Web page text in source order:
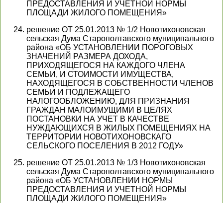
ПРЕДОСТАВЛЕНИЯ И УЧЕТНОЙ НОРМЫ
ПЛОЩАДИ ЖИЛОГО ПОМЕЩЕНИЯ»
решение ОТ 25.01.2013 № 1/2 Новотихоновская
сельская Дума Старополтавского муниципального
района «ОБ УСТАНОВЛЕНИИ ПОРОГОВЫХ
ЗНАЧЕНИЙ РАЗМЕРА ДОХОДА,
ПРИХОДЯЩЕГОСЯ НА КАЖДОГО ЧЛЕНА
СЕМЬИ, И СТОИМОСТИ ИМУЩЕСТВА,
НАХОДЯЩЕГОСЯ В СОБСТВЕННОСТИ ЧЛЕНОВ
СЕМЬИ И ПОДЛЕЖАЩЕГО
НАЛОГООБЛОЖЕНИЮ, ДЛЯ ПРИЗНАНИЯ
ГРАЖДАН МАЛОИМУЩИМИ В ЦЕЛЯХ
ПОСТАНОВКИ НА УЧЕТ В КАЧЕСТВЕ
НУЖДАЮЩИХСЯ В ЖИЛЫХ ПОМЕЩЕНИЯХ НА
ТЕРРИТОРИИ НОВОТИХОНОВСКАГО
СЕЛЬСКОГО ПОСЕЛЕНИЯ В 2012 ГОДУ»
решение ОТ 25.01.2013 № 1/3 Новотихоновская
сельская Дума Старополтавского муниципального
района «ОБ УСТАНОВЛЕНИИ НОРМЫ
ПРЕДОСТАВЛЕНИЯ И УЧЕТНОЙ НОРМЫ
ПЛОЩАДИ ЖИЛОГО ПОМЕЩЕНИЯ»